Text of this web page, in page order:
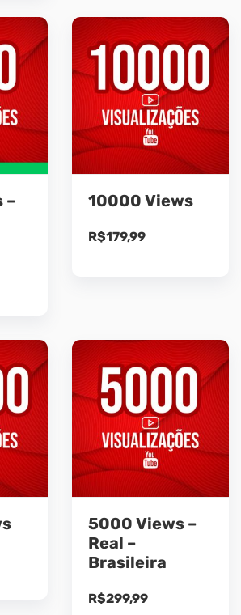
–
10000 Views
R$179,99
5000 Views –
Real –
Brasileira
R$299,99